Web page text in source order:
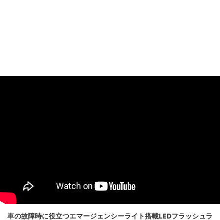
車の故障時に役立つエマージェンシーライト搭載LEDフラッシュラ